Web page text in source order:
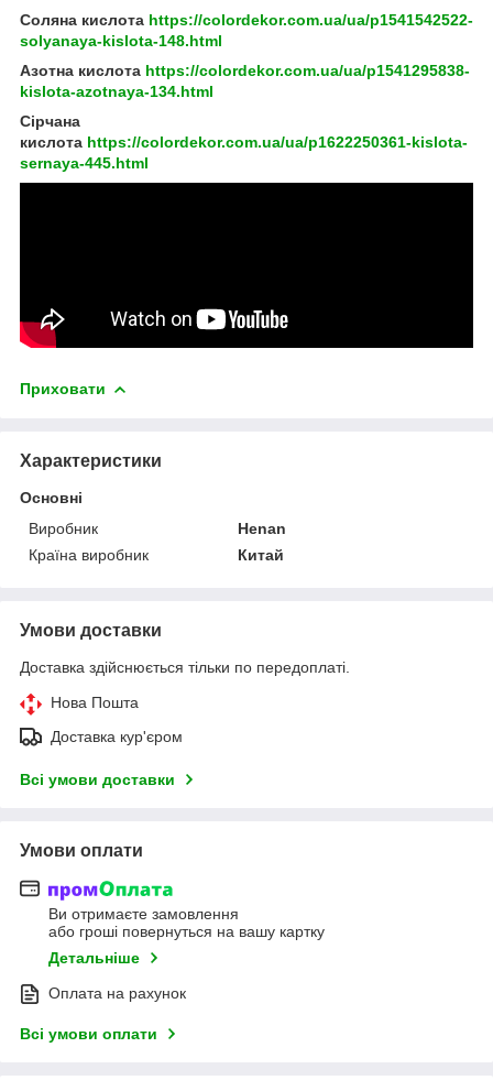
Соляна кислота https://colordekor.com.ua/ua/p1541542522-
solyanaya-kislota-148.html
Азотна кислота https://colordekor.com.ua/ua/p1541295838-
kislota-azotnaya-134.html
Сірчана
кислота https://colordekor.com.ua/ua/p1622250361-kislota-
sernaya-445.html
Приховати
Характеристики
Основні
Виробник
Henan
Країна виробник
Китай
Умови доставки
Доставка здійснюється тільки по передоплаті.
Нова Пошта
Доставка кур'єром
Всі умови доставки
Умови оплати
Ви отримаєте замовлення
або гроші повернуться на вашу картку
Детальніше
Оплата на рахунок
Всі умови оплати